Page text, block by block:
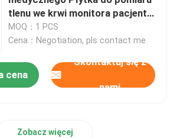
pacjenta
do defibrylatora
tlenu we krwi monitora pacjenta
Goldway UT4000A
MOQ：1 PCS
Cena：Negotiation, pls contact me
cena
Skontaktuj się z
nami
Zobacz więcej